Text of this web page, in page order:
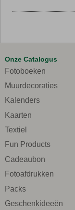
Onze Catalogus
Fotoboeken
Muurdecoraties
Kalenders
Kaarten
Textiel
Fun Products
Cadeaubon
Fotoafdrukken
Packs
Geschenkideeën